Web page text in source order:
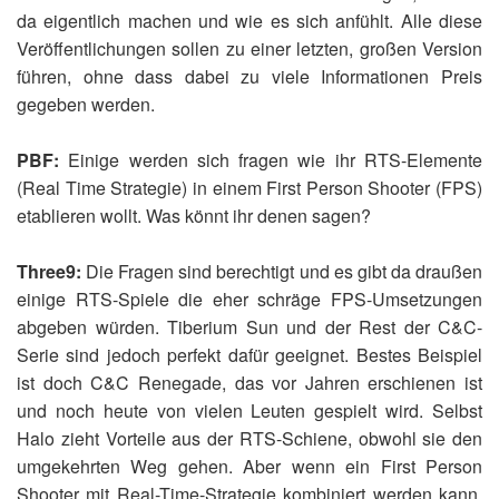
da eigentlich machen und wie es sich anfühlt. Alle diese
Veröffentlichungen sollen zu einer letzten, großen Version
führen, ohne dass dabei zu viele Informationen Preis
gegeben werden.
PBF: Einige werden sich fragen wie ihr RTS-Elemente
(Real Time Strategie) in einem First Person Shooter (FPS)
etablieren wollt. Was könnt ihr denen sagen?
Three9: Die Fragen sind berechtigt und es gibt da draußen
einige RTS-Spiele die eher schräge FPS-Umsetzungen
abgeben würden. Tiberium Sun und der Rest der C&C-
Serie sind jedoch perfekt dafür geeignet. Bestes Beispiel
ist doch C&C Renegade, das vor Jahren erschienen ist
und noch heute von vielen Leuten gespielt wird. Selbst
Halo zieht Vorteile aus der RTS-Schiene, obwohl sie den
umgekehrten Weg gehen. Aber wenn ein First Person